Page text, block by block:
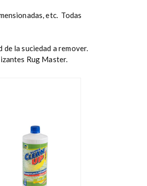
etc. Todas
la suciedad a remover.
Rug Master.